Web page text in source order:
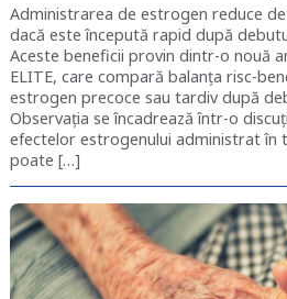
Administrarea de estrogen reduce
dacă este începută rapid după
Aceste beneficii provin dintr-o nouă
ELITE, care compară balanța risc-
estrogen precoce sau tardiv după
Observația se încadrează într-o
efectelor estrogenului administrat în
poate […]